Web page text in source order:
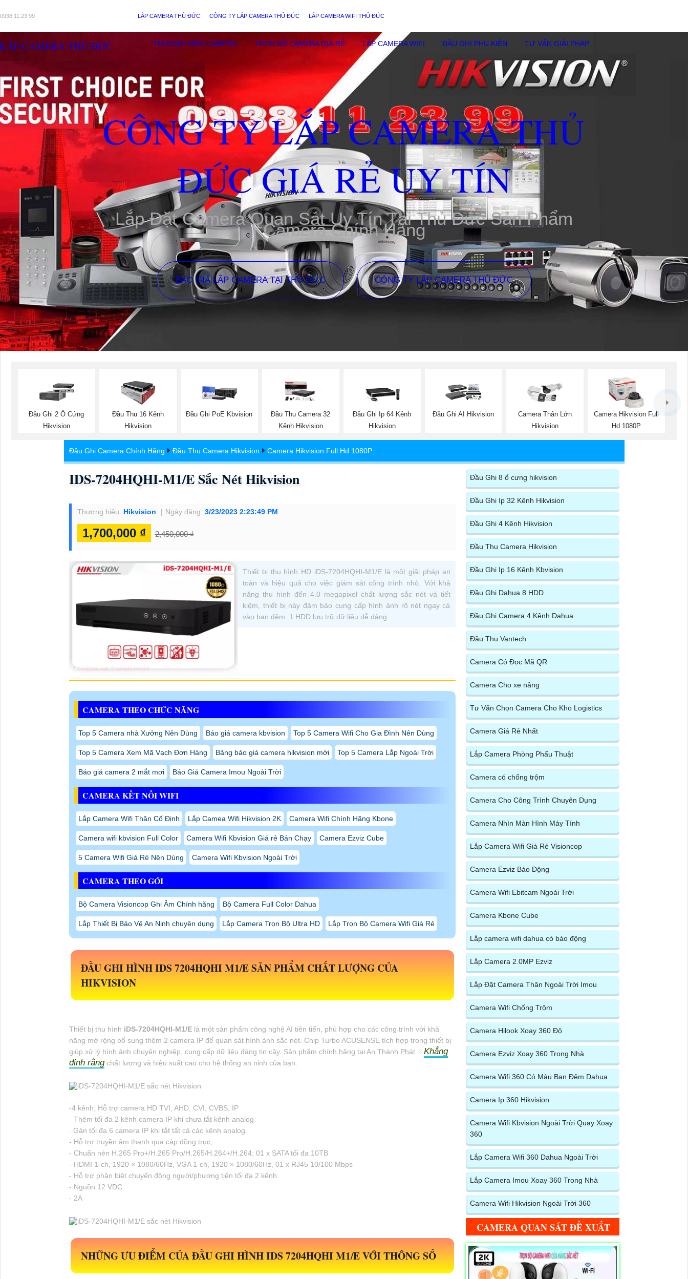
0938 11 23 99 LẮP CAMERA THỦ ĐỨC CÔNG TY LẮP CAMERA THỦ ĐỨC LẮP CAMERA WIFI THỦ ĐỨC
LẮP CAMERA THỦ ĐỨC THƯƠNG HIỆU CAMERA TRỌN BỘ CAMERA GIÁ RẺ LẮP CAMERA WIFI ĐẦU GHI PHỤ KIÊN TƯ VẤN GIẢI PHÁP
CÔNG TY LẮP CAMERA THỦ
ĐỨC GIÁ RẺ UY TÍN
Lắp Đặt Camera Quan Sát Uy Tín Tại Thủ Đức Sản Phẩm
Camera Chính Hãng
BÁO GIÁ LẮP CAMERA TẠI THỦ ĐỨC CÔNG TY LẮP CAMERA THỦ ĐỨC
Đầu Ghi 2 Ổ Cứng
Hikvision
Đầu Thu 16 Kênh
Hikvision
Đầu Ghi PoE Kbvision
Đầu Thu Camera 32
Kênh Hikvision
Đầu Ghi Ip 64 Kênh
Hikvision
Đầu Ghi AI Hikvision
Camera Thân Lớn
Hikvision
Camera Hikvision Full
Hd 1080P
Đầu Ghi Camera Chính Hãng Đầu Thu Camera Hikvision Camera Hikvision Full Hd 1080P
IDS-7204HQHI-M1/E Sắc Nét Hikvision
Thương hiệu: Hikvision Ngày đăng: 3/23/2023 2:23:49 PM
1,700,000 ₫ 2,450,000 ₫
Thiết bị thu hình HD iDS-7204HQHI-M1/E là một giải pháp an
toàn và hiệu quả cho việc giám sát công trình nhỏ. Với khả
năng thu hình đến 4.0 megapixel chất lượng sắc nét và tiết
kiệm, thiết bị này đảm bảo cung cấp hình ảnh rõ nét ngay cả
vào ban đêm. 1 HDD lưu trữ dữ liệu dễ dàng
CAMERA THEO CHỨC NĂNG
Top 5 Camera nhà Xưởng Nên Dùng Báo giá camera kbvision Top 5 Camera Wifi Cho Gia Đình Nên Dùng
Top 5 Camera Xem Mã Vạch Đơn Hàng Bảng báo giá camera hikvision mới Top 5 Camera Lắp Ngoài Trời
Báo giá camera 2 mắt mơi Báo Giá Camera Imou Ngoài Trời
CAMERA KẾT NỐI WIFI
Lắp Camera Wifi Thân Cố Định Lắp Camea Wifi Hikvision 2K Camera Wifi Chính Hãng Kbone
Camera wifi kbvision Full Color Camera Wifi Kbvision Giá rẻ Bán Chạy Camera Ezviz Cube
5 Camera Wifi Giá Rẻ Nên Dùng Camera Wifi Kbvision Ngoài Trời
CAMERA THEO GÓI
Bộ Camera Visioncop Ghi Âm Chính hãng Bộ Camera Full Color Dahua
Lắp Thiết Bị Bảo Vệ An Ninh chuyên dụng Lắp Camera Trọn Bộ Ultra HD Lắp Trọn Bộ Camera Wifi Giá Rẻ
ĐẦU GHI HÌNH IDS 7204HQHI M1/E SẢN PHẨM CHẤT LƯỢNG CỦA
HIKVISION
Thiết bị thu hình iDS-7204HQHI-M1/E là một sản phẩm công nghệ AI tiên tiến, phù hợp cho các công trình với khả
năng mở rộng bổ sung thêm 2 camera IP để quan sát hình ảnh sắc nét. Chip Turbo ACUSENSE tích hợp trong thiết bị
giúp xử lý hình ảnh chuyên nghiệp, cung cấp dữ liệu đáng tin cậy. Sản phẩm chính hãng tại An Thành Phát ♢Khẳng
định rằngchất lượng và hiệu suất cao cho hệ thống an ninh của bạn.
-4 kênh; Hỗ trợ camera HD TVI, AHD, CVI, CVBS, IP
- Thêm tối đa 2 kênh camera IP khi chưa tắt kênh analog
. Gán tối đa 6 camera IP khi tắt tất cả các kênh analog.
- Hỗ trợ truyền âm thanh qua cáp đồng trục;
- Chuẩn nén H.265 Pro+/H.265 Pro/H.265/H.264+/H.264; 01 x SATA tối đa 10TB
- HDMI 1-ch, 1920 × 1080/60Hz, VGA 1-ch, 1920 × 1080/60Hz, 01 x RJ45 10/100 Mbps
- Hỗ trợ phân biệt chuyển động người/phương tiện tối đa 2 kênh.
- Nguồn 12 VDC
- 2A
NHỮNG ƯU ĐIỂM CỦA ĐẦU GHI HÌNH IDS 7204HQHI M1/E VỚI THÔNG SỐ
Đầu Ghi 8 ổ cưng hikvision
Đầu Ghi Ip 32 Kênh Hikvision
Đầu Ghi 4 Kênh Hikvision
Đầu Thu Camera Hikvision
Đầu Ghi Ip 16 Kênh Kbvision
Đầu Ghi Dahua 8 HDD
Đầu Ghi Camera 4 Kênh Dahua
Đầu Thu Vantech
Camera Có Đọc Mã QR
Camera Cho xe nâng
Tư Vấn Chọn Camera Cho Kho Logistics
Camera Giá Rẻ Nhất
Lắp Camera Phòng Phẩu Thuật
Camera có chống trộm
Camera Cho Công Trình Chuyên Dụng
Camera Nhìn Màn Hình Máy Tính
Lắp Camera Wifi Giá Rẻ Visioncop
Camera Ezviz Báo Động
Camera Wifi Ebitcam Ngoài Trời
Camera Kbone Cube
Lắp camera wifi dahua có báo động
Lắp Camera 2.0MP Ezviz
Lắp Đặt Camera Thân Ngoài Trời Imou
Camera Wifi Chống Trộm
Camera Hilook Xoay 360 Độ
Camera Ezviz Xoay 360 Trong Nhà
Camera Wifi 360 Có Màu Ban Đêm Dahua
Camera Ip 360 Hikvision
Camera Wifi Kbvision Ngoài Trời Quay Xoay
360
Lắp Camera Wifi 360 Dahua Ngoài Trời
Lắp Camera Imou Xoay 360 Trong Nhà
Camera Wifi Hikvision Ngoài Trời 360
CAMERA QUAN SÁT ĐỀ XUẤT